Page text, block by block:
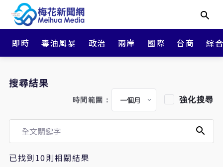
即時 毒油風暴 政治 兩岸 國際 台商 綜
搜尋結果
時間範圍： 強化搜尋
已找到10則相關結果